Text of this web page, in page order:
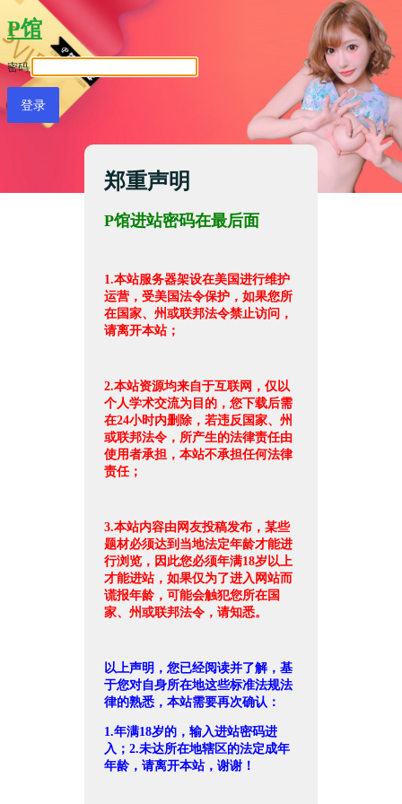
P馆
密码
郑重声明
P馆进站密码在最后面
1.本站服务器架设在美国进行维护
运营，受美国法令保护，如果您所
在国家、州或联邦法令禁止访问，
请离开本站；
2.本站资源均来自于互联网，仅以
个人学术交流为目的，您下载后需
在24小时内删除，若违反国家、州
或联邦法令，所产生的法律责任由
使用者承担，本站不承担任何法律
责任；
3.本站内容由网友投稿发布，某些
题材必须达到当地法定年龄才能进
行浏览，因此您必须年满18岁以上
才能进站，如果仅为了进入网站而
谎报年龄，可能会触犯您所在国
家、州或联邦法令，请知悉。
以上声明，您已经阅读并了解，基
于您对自身所在地这些标准法规法
律的熟悉，本站需要再次确认：
1.年满18岁的，输入进站密码进
入；2.未达所在地辖区的法定成年
年龄，请离开本站，谢谢！